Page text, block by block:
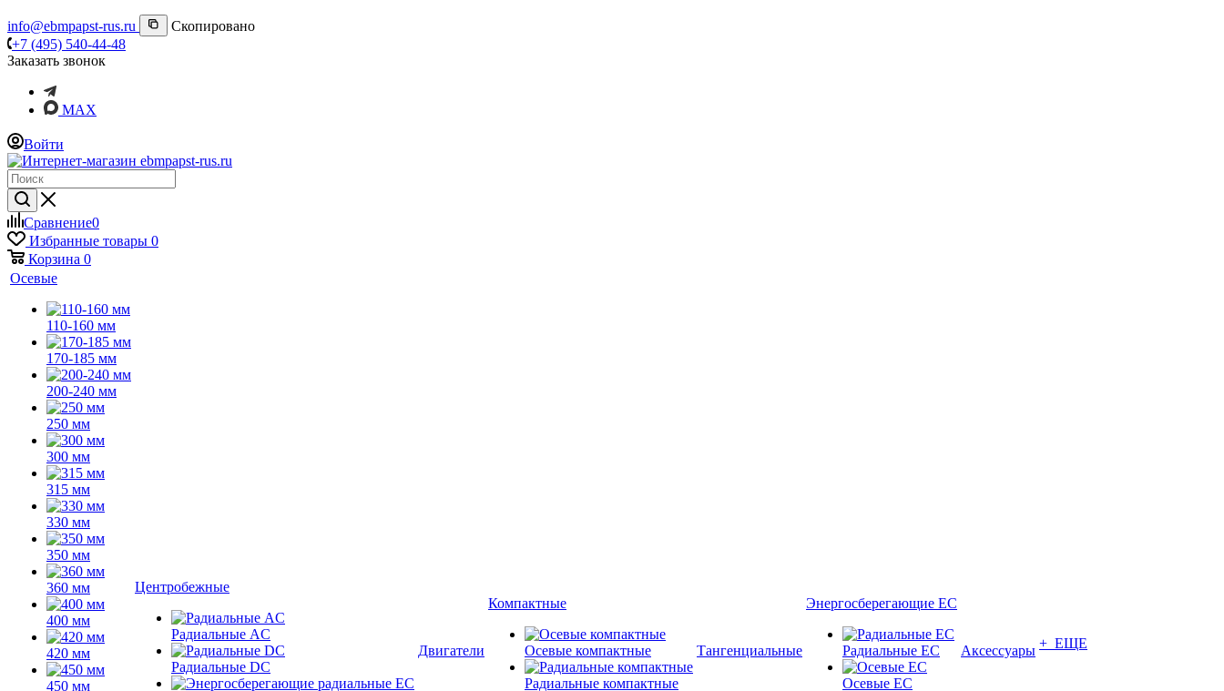
info@ebmpapst-rus.ru
Скопировано
+7 (495) 540-44-48
Заказать звонок
MAX
Войти
Сравнение0
Избранные товары 0
Корзина 0
Осевые
110-160 мм
170-185 мм
200-240 мм
250 мм
300 мм
315 мм
330 мм
350 мм
360 мм
400 мм
420 мм
450 мм
Центробежные
Радиальные AC
Радиальные DC
Двигатели
Компактные
Осевые компактные
Радиальные компактные
Тангенциальные
Энергосберегающие EC
Радиальные EC
Осевые EC
Аксессуары + ЕЩЕ